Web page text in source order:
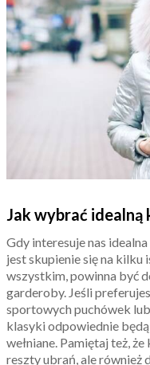
Jak wybrać
Gdy interesuje nas idealna
jest skupienie się na kilku
wszystkim, powinna być
garderoby. Jeśli
sportowych puchówek
klasyki odpowiednie
wełniane. Pamiętaj też,
reszty ubrań, ale również